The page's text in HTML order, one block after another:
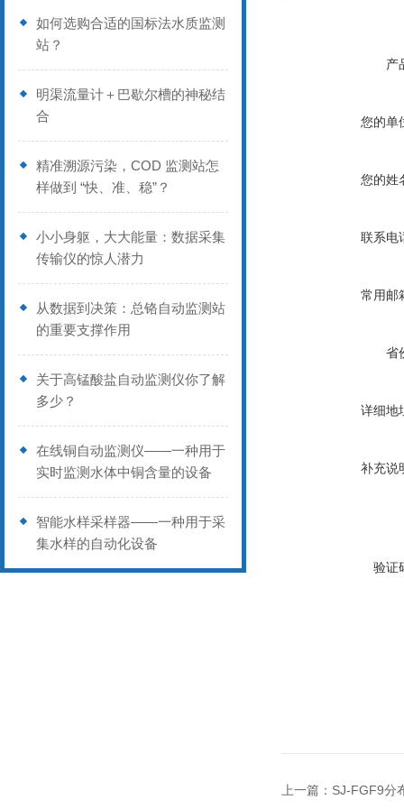
如何选购合适的国标法水质监测
站？
明渠流量计＋巴歇尔槽的神秘结
合
精准溯源污染，COD 监测站怎
样做到 “快、准、稳”？
小小身躯，大大能量：数据采集
传输仪的惊人潜力
从数据到决策：总铬自动监测站
的重要支撑作用
关于高锰酸盐自动监测仪你了解
多少？
在线铜自动监测仪——一种用于
实时监测水体中铜含量的设备
智能水样采样器——一种用于采
集水样的自动化设备
产
您的单
您的姓
联系电
常用邮
省
详细地
补充说
验证
上一篇： SJ-FGF9分